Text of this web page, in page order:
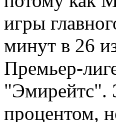
игры
минут в 26
Премьер-
"Эмирейтс".
процентом,